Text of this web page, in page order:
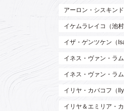
アーロン・シスキン
イケムラレイコ（池村
イザ・ゲンツケン（
イネス・ヴァン・ラ
イネス・ヴァン・ラ
イリヤ・カバコフ（
イリヤ＆エミリア・